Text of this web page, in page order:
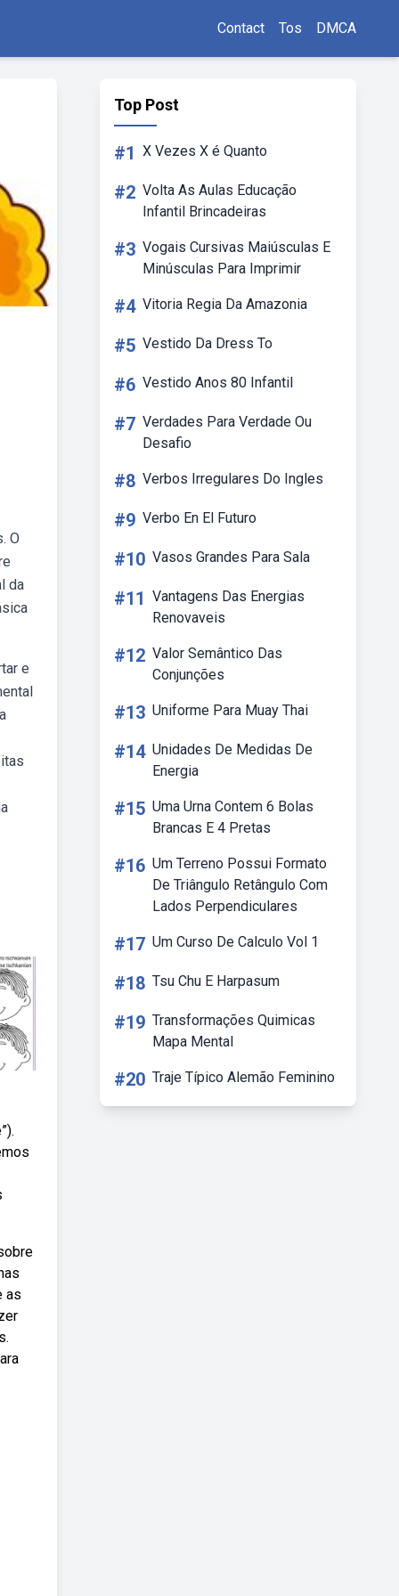
Contact Tos DMCA
O
da
e
as
Top Post
#1 X Vezes X é Quanto
#2 Volta As Aulas Educação
Infantil Brincadeiras
#3 Vogais Cursivas Maiúsculas E
Minúsculas Para Imprimir
#4 Vitoria Regia Da Amazonia
#5 Vestido Da Dress To
#6 Vestido Anos 80 Infantil
#7 Verdades Para Verdade Ou
Desafio
#8 Verbos Irregulares Do Ingles
#9 Verbo En El Futuro
#10 Vasos Grandes Para Sala
#11 Vantagens Das Energias
Renovaveis
#12 Valor Semântico Das
Conjunções
#13 Uniforme Para Muay Thai
#14 Unidades De Medidas De
Energia
#15 Uma Urna Contem 6 Bolas
Brancas E 4 Pretas
#16 Um Terreno Possui Formato
De Triângulo Retângulo Com
Lados Perpendiculares
#17 Um Curso De Calculo Vol 1
#18 Tsu Chu E Harpasum
#19 Transformações Quimicas
Mapa Mental
#20 Traje Típico Alemão Feminino